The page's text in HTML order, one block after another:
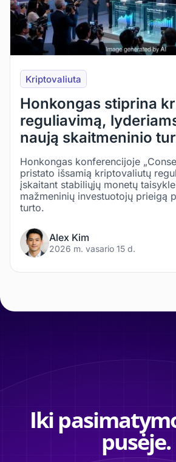
Kriptovaliuta
Honkongas stiprina
reguliavimą,
naują skaitmeninio
Honkongas konferencijoje
pristato išsamią kriptovaliutų
įskaitant stabiliųjų monetų
mažmeninių investuotojų prieigą
turto.
Alex Kim
2026 m. vasario 15 d.
Iki
pusėje.